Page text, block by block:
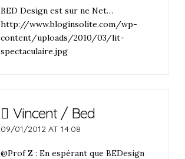
BED Design est sur ne Net…
http://www.bloginsolite.com/wp-
content/uploads/2010/03/lit-
spectaculaire.jpg
Vincent / Bed
09/01/2012 AT 14:08
@Prof Z : En espérant que BEDesign